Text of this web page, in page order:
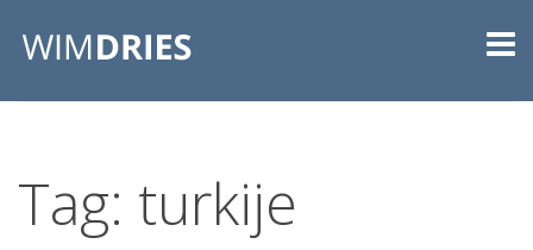
Tag: turkije